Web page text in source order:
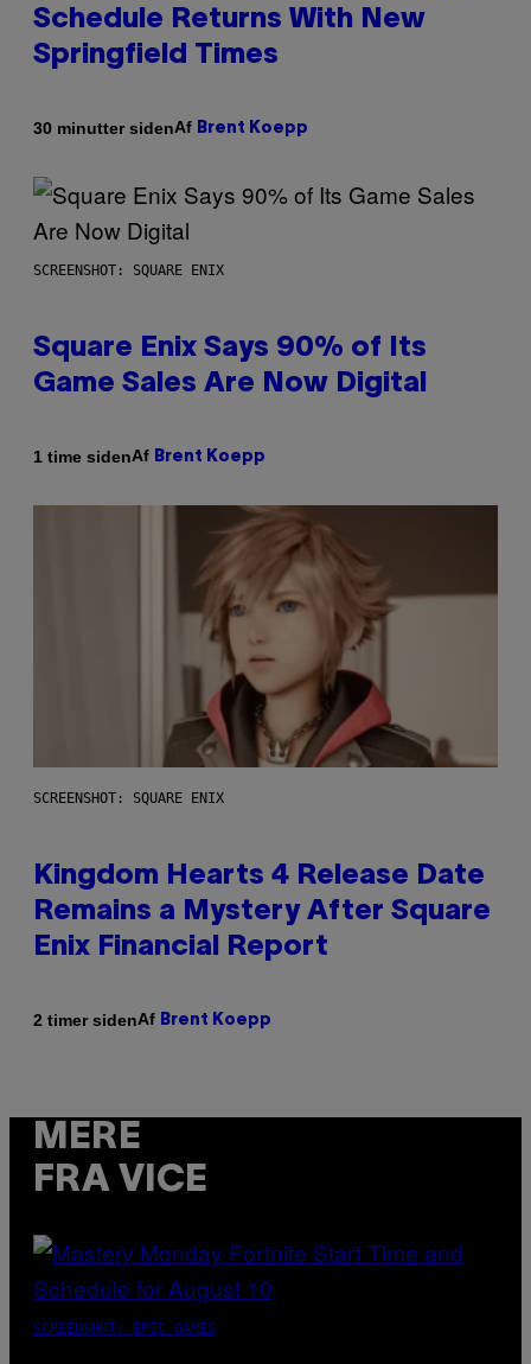
Schedule Returns With New
Springfield Times
30 minutter sidenAf Brent Koepp
SCREENSHOT: SQUARE ENIX
Square Enix Says 90% of Its
Game Sales Are Now Digital
1 time sidenAf Brent Koepp
SCREENSHOT: SQUARE ENIX
Kingdom Hearts 4 Release Date
Remains a Mystery After Square
Enix Financial Report
2 timer sidenAf Brent Koepp
MERE
FRA VICE
SCREENSHOT: EPIC GAMES